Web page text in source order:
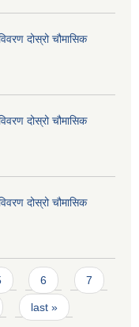
दोस्रो चौमासिक
दोस्रो चौमासिक
दोस्रो चौमासिक
6 7
last »